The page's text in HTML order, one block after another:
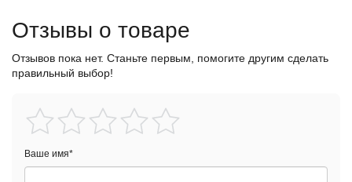
Отзывы о товаре
Отзывов пока нет. Станьте первым, помогите другим сделать
правильный выбор!
Ваше имя*